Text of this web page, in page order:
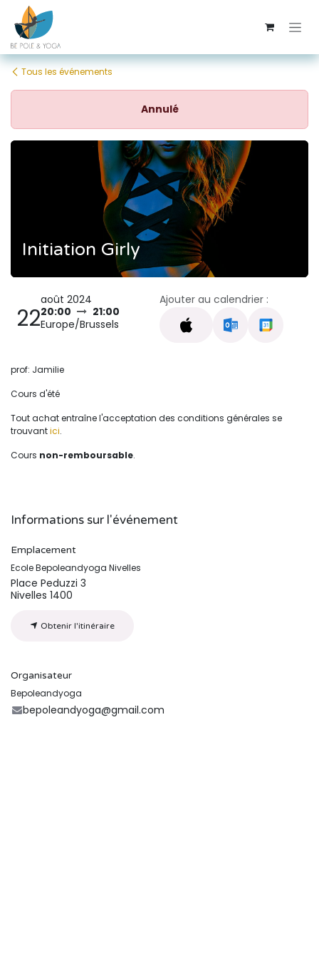
Se rendre au contenu
Tous les événements
Annulé
Initiation Girly
22
août 2024
20:00
21:00
Europe/Brussels
Ajouter au calendrier :
prof: Jamilie
Cours d'été
Tout achat entraîne l'acceptation des conditions générales se
trouvantici.
Cours non-remboursable.
Informations sur l'événement
Emplacement
Ecole Bepoleandyoga Nivelles
Place Peduzzi 3
Nivelles 1400
Obtenir l'itinéraire
Organisateur
Bepoleandyoga
bepoleandyoga@gmail.com